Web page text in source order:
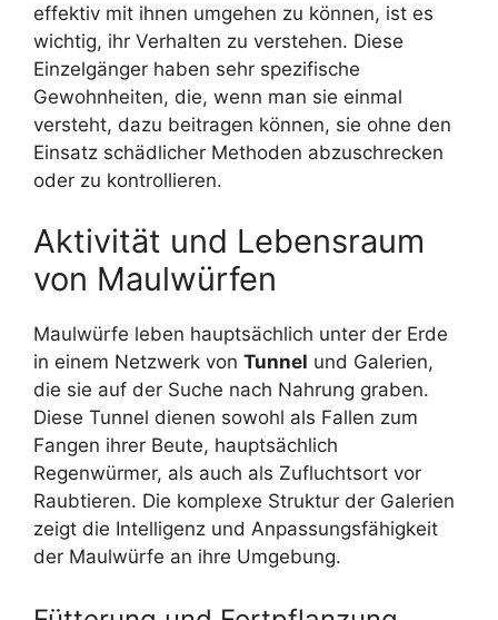
effektiv mit ihnen umgehen zu können, ist es
wichtig, ihr Verhalten zu verstehen. Diese
Einzelgänger haben sehr spezifische
Gewohnheiten, die, wenn man sie einmal
versteht, dazu beitragen können, sie ohne den
Einsatz schädlicher Methoden abzuschrecken
oder zu kontrollieren.
Aktivität und Lebensraum
von Maulwürfen
Maulwürfe leben hauptsächlich unter der Erde
in einem Netzwerk von Tunnel und Galerien,
die sie auf der Suche nach Nahrung graben.
Diese Tunnel dienen sowohl als Fallen zum
Fangen ihrer Beute, hauptsächlich
Regenwürmer, als auch als Zufluchtsort vor
Raubtieren. Die komplexe Struktur der Galerien
zeigt die Intelligenz und Anpassungsfähigkeit
der Maulwürfe an ihre Umgebung.